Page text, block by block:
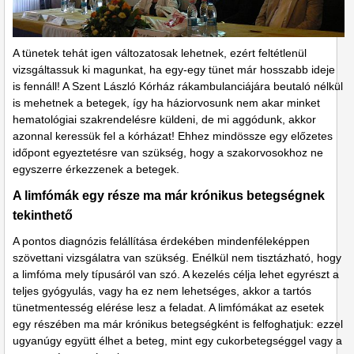
A tünetek tehát igen változatosak lehetnek, ezért feltétlenül
vizsgáltassuk ki magunkat, ha egy-egy tünet már hosszabb ideje
is fennáll! A Szent László Kórház rákambulanciájára beutaló nélkül
is mehetnek a betegek, így ha háziorvosunk nem akar minket
hematológiai szakrendelésre küldeni, de mi aggódunk, akkor
azonnal keressük fel a kórházat! Ehhez mindössze egy előzetes
időpont egyeztetésre van szükség, hogy a szakorvosokhoz ne
egyszerre érkezzenek a betegek.
A limfómák egy része ma már krónikus betegségnek
tekinthető
A pontos diagnózis felállítása érdekében mindenféleképpen
szövettani vizsgálatra van szükség. Enélkül nem tisztázható, hogy
a limfóma mely típusáról van szó. A kezelés célja lehet egyrészt a
teljes gyógyulás, vagy ha ez nem lehetséges, akkor a tartós
tünetmentesség elérése lesz a feladat. A limfómákat az esetek
egy részében ma már krónikus betegségként is felfoghatjuk: ezzel
ugyanúgy együtt élhet a beteg, mint egy cukorbetegséggel vagy a